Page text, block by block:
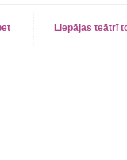
Liepājas teātrī